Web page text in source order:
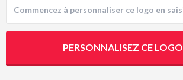
PERSONNALISEZ CE LOGO